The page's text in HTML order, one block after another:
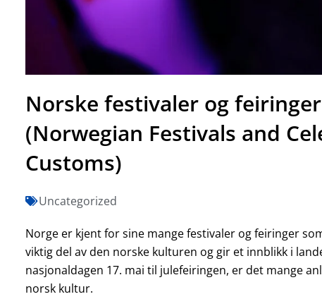
Norske festivaler og
(Norwegian Festivals and
Customs)
Uncategorized
Norge er kjent for sine mange festivaler og feiringer
viktig del av den norske kulturen og gir et innblikk i
nasjonaldagen 17. mai til julefeiringen, er det mange
norsk kultur.